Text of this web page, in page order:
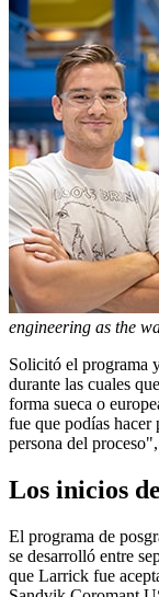
engineering as the
Solicitó el programa
durante las cuales
forma sueca o
fue que podías hacer
persona del
Los inicios
El programa de
se desarrolló entre
que Larrick fue